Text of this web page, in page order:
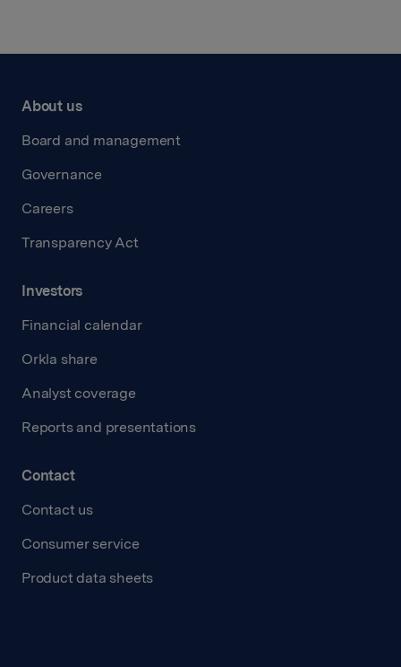
About us
Board and management
Governance
Careers
Transparency Act
Investors
Financial calendar
Orkla share
Analyst coverage
Reports and presentations
Contact
Contact us
Consumer service
Product data sheets